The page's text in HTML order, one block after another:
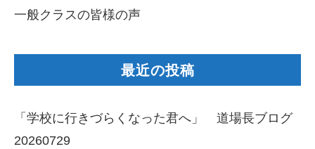
一般クラスの皆様の声
最近の投稿
「学校に行きづらくなった君へ」 道場長ブログ
20260729